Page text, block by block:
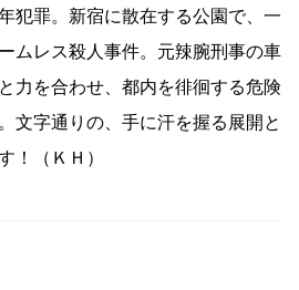
犯罪。新宿に散在する公園で、一
ムレス殺人事件。元辣腕刑事の車
力を合わせ、都内を徘徊する危険
文字通りの、手に汗を握る展開と
！（ＫＨ）